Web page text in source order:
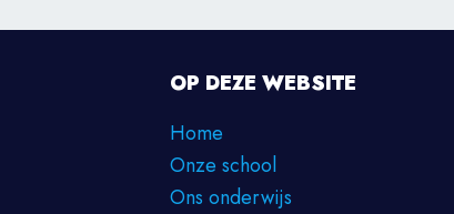
OP DEZE WEBSITE
Home
Onze school
Ons onderwijs